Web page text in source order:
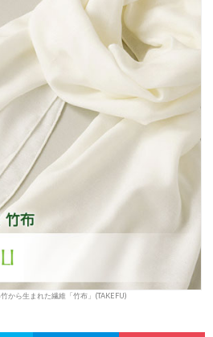
から生まれた繊維「竹布」(TAKEFU)